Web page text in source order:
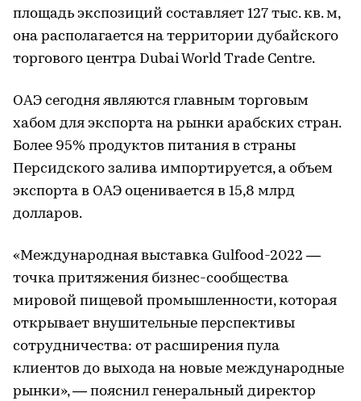
площадь экспозиций составляет 127 тыс. кв. м,
она располагается на территории дубайского
торгового центра Dubai World Trade Centre.
ОАЭ сегодня являются главным торговым
хабом для экспорта на рынки арабских стран.
Более 95% продуктов питания в страны
Персидского залива импортируется, а объем
экспорта в ОАЭ оценивается в 15,8 млрд
долларов.
«Международная выставка Gulfood-2022 —
точка притяжения бизнес-сообщества
мировой пищевой промышленности, которая
открывает внушительные перспективы
сотрудничества: от расширения пула
клиентов до выхода на новые международные
рынки», — пояснил генеральный директор